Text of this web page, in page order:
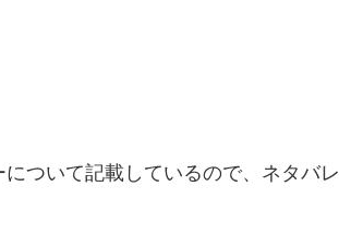
ついて記載しているので、ネタバレ